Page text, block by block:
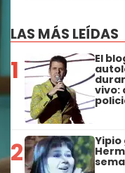
LAS MÁS LEÍDAS
1 El
vivo:
2 Yipio